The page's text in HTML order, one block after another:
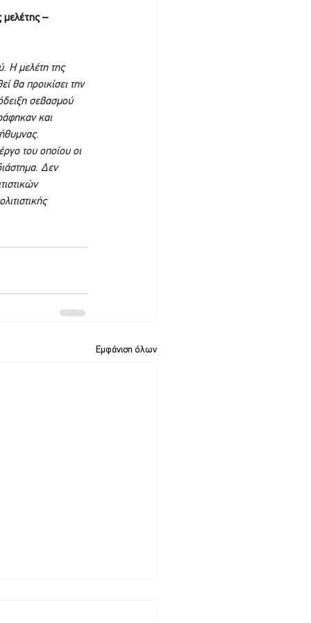
–
Η μελέτη της
θα προικίσει την
σεβασμού
και
του οποίου οι
Δεν
Εμφάνιση όλων